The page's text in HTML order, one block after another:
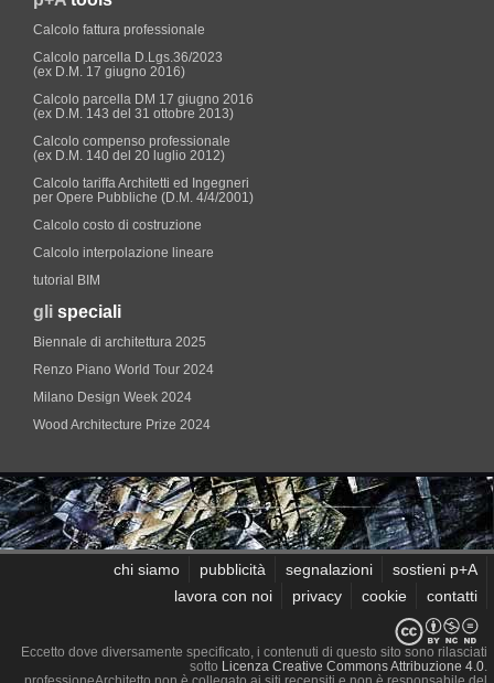
Calcolo fattura professionale
Calcolo parcella D.Lgs.36/2023
(ex D.M. 17 giugno 2016)
Calcolo parcella DM 17 giugno 2016
(ex D.M. 143 del 31 ottobre 2013)
Calcolo compenso professionale
(ex D.M. 140 del 20 luglio 2012)
Calcolo tariffa Architetti ed Ingegneri
per Opere Pubbliche (D.M. 4/4/2001)
Calcolo costo di costruzione
Calcolo interpolazione lineare
tutorial BIM
gli speciali
Biennale di architettura 2025
Renzo Piano World Tour 2024
Milano Design Week 2024
Wood Architecture Prize 2024
chi siamo pubblicità segnalazioni
sostieni p+A
lavora con noi
privacy cookie contatti
Eccetto dove diversamente specificato, i contenuti di questo sito sono rilasciati
sotto Licenza Creative Commons Attribuzione 4.0.